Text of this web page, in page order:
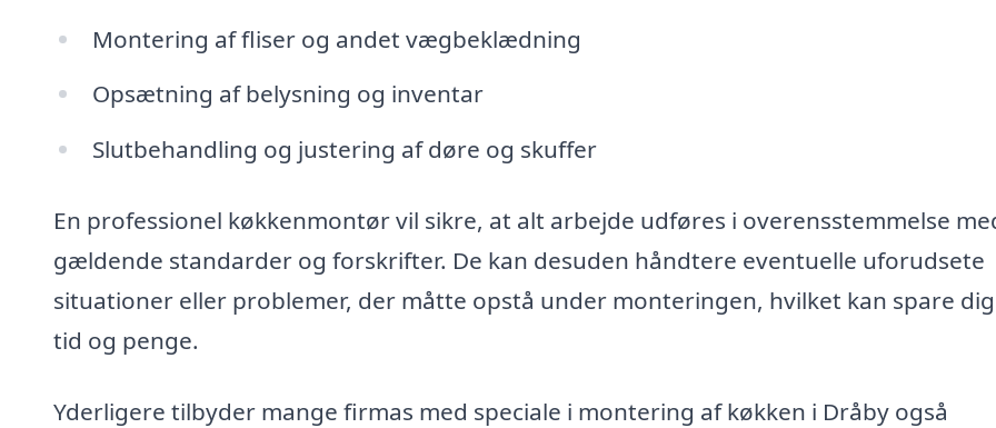
Montering af fliser og andet vægbeklædning
Opsætning af belysning og inventar
Slutbehandling og justering af døre og skuffer
En professionel køkkenmontør vil sikre, at alt arbejde udføres i overensstemmelse
gældende standarder og forskrifter. De kan desuden håndtere eventuelle uforudsete
situationer eller problemer, der måtte opstå under monteringen, hvilket kan spare
tid og penge.
Yderligere tilbyder mange firmas med speciale i montering af køkken i Dråby også